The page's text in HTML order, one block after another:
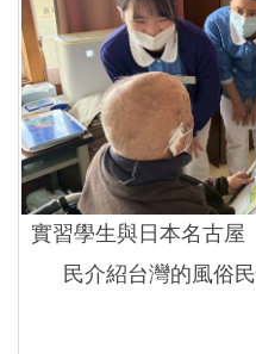
實習學生與日本名古屋
民介紹台灣的風俗